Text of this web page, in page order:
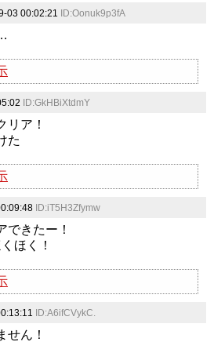
03 00:02:21 ID:Oonuk9p3fA
ID:GkHBiXtdmY
リア！
た
ID:iT5H3Zfymw
できたー！
ほく！
ID:A6ifCVykC.
せん！